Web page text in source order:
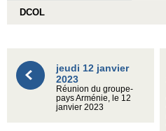
DCOL
jeudi 12 janvier
2023
Réunion du groupe-
pays Arménie, le 12
janvier 2023